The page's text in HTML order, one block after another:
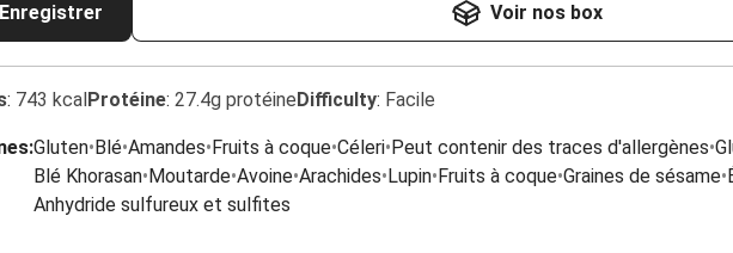
Enregistrer Voir nos box
: 743 kcalProtéine: 27.4g protéineDifficulty: Facile
:Gluten•Blé•Amandes•Fruits à coque•Céleri•Peut contenir des traces d'allergènes•
Blé Khorasan•Moutarde•Avoine•Arachides•Lupin•Fruits à coque•Graines de sésame•
Anhydride sulfureux et sulfites